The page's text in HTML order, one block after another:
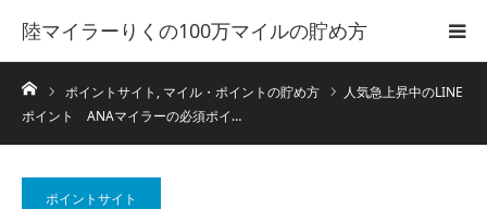
陸マイラーりくの100万マイルの貯め方
ホームポイントサイト , マイル・ポイントの貯め方
人気急上昇中のLINE
ポイント ANAマイラーの必須ポイ…
ポイントサイト